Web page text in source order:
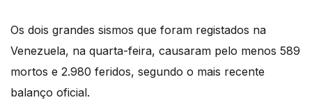
Os dois grandes sismos que foram registados na
Venezuela, na quarta-feira, causaram pelo menos 589
mortos e 2.980 feridos, segundo o mais recente
balanço oficial.